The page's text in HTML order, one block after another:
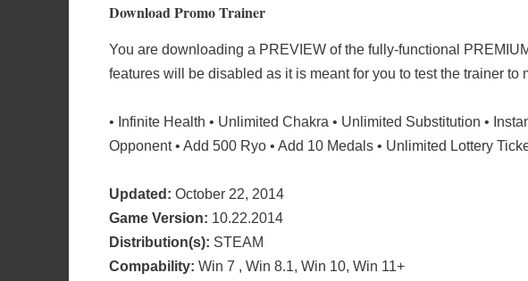
Download Promo Trainer
You are downloading a PREVIEW of the fully-functional
features will be disabled as it is meant for you to test the trainer
• Infinite Health • Unlimited Chakra • Unlimited Substitution •
Opponent • Add 500 Ryo • Add 10 Medals • Unlimited Lottery
Updated: October 22, 2014
Game Version: 10.22.2014
Distribution(s): STEAM
Compability: Win 7 , Win 8.1, Win 10, Win 11+